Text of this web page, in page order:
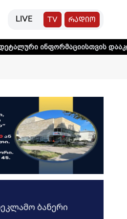
LIVE TV რადიო
დააკლიკეთ ლინკს